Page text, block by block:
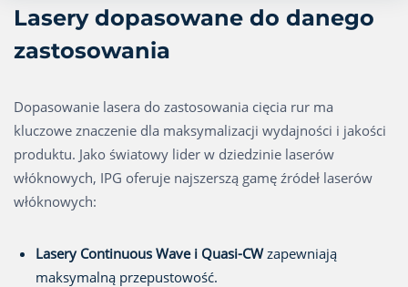
Lasery dopasowane do danego
zastosowania
Dopasowanie lasera do zastosowania cięcia rur ma
kluczowe znaczenie dla maksymalizacji wydajności i jakości
produktu. Jako światowy lider w dziedzinie laserów
włóknowych, IPG oferuje najszerszą gamę źródeł laserów
włóknowych:
Lasery Continuous Wave i Quasi-CWzapewniają
maksymalną przepustowość.